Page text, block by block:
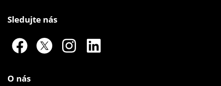
Sledujte nás
O nás